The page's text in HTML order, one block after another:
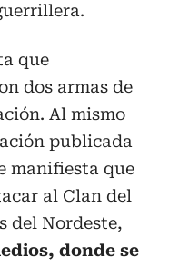
que
dos armas de
Al mismo
publicada
manifiesta que
al Clan del
del Nordeste,
donde se